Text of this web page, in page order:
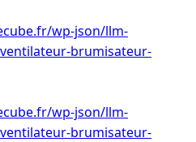
wp-json/llm-
brumisateur-
wp-json/llm-
brumisateur-